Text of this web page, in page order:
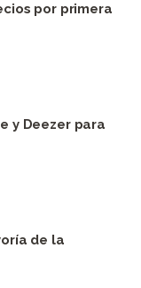
por primera
y Deezer para
de la